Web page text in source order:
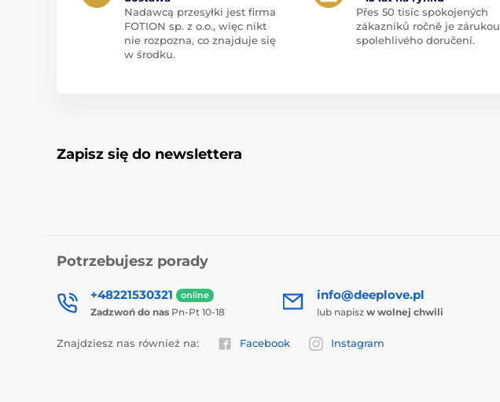
Nadawcą przesyłki jest firma
FOTION sp. z o.o., więc nikt
nie rozpozna, co znajduje się
w środku.
Přes 50 tisíc spokojených
zákazníků ročně je zárukou
spolehlivého doručení.
Zapisz się do newslettera
Potrzebujesz porady
+48221530321 online
Zadzwoń do nas Pn-Pt 10-18
info@deeplove.pl
lub napisz w wolnej chwili
Znajdziesz nas również na: Facebook Instagram